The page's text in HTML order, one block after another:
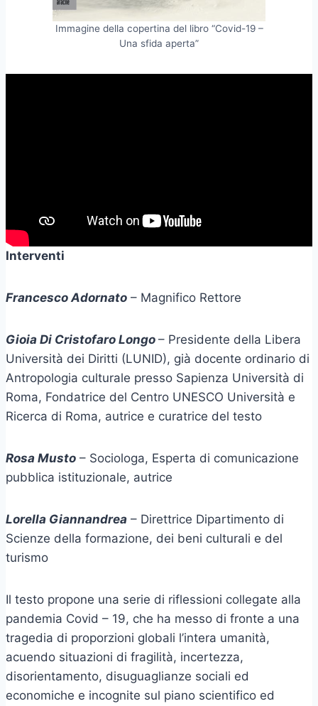
Immagine della copertina del libro “Covid-19 –
Una sfida aperta”
Interventi
Francesco Adornato – Magnifico Rettore
Gioia Di Cristofaro Longo – Presidente della Libera
Università dei Diritti (LUNID), già docente ordinario di
Antropologia culturale presso Sapienza Università di
Roma, Fondatrice del Centro UNESCO Università e
Ricerca di Roma, autrice e curatrice del testo
Rosa Musto – Sociologa, Esperta di comunicazione
pubblica istituzionale, autrice
Lorella Giannandrea – Direttrice Dipartimento di
Scienze della formazione, dei beni culturali e del
turismo
Il testo propone una serie di riflessioni collegate alla
pandemia Covid – 19, che ha messo di fronte a una
tragedia di proporzioni globali l’intera umanità,
acuendo situazioni di fragilità, incertezza,
disorientamento, disuguaglianze sociali ed
economiche e incognite sul piano scientifico ed